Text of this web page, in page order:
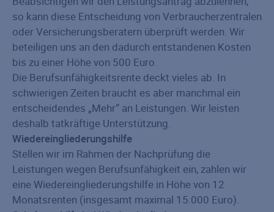
so kann diese Entscheidung von Verbraucherzentralen
oder Versicherungsberatern überprüft werden. Wir
beteiligen uns an den dadurch entstandenen Kosten
bis zu einer Höhe von 500 Euro.
Die Berufsunfähigkeitsrente deckt vieles ab. In
schwierigen Zeiten braucht es aber manchmal ein
entscheidendes „Mehr“ an Leistungen. Wir leisten
deshalb tatkräftige Unterstützung.
Wiedereingliederungshilfe
Stellen wir im Rahmen der Nachprüfung die
Leistungen wegen Berufsunfähigkeit ein, zahlen wir
eine Wiedereingliederungshilfe in Höhe von 12
Monatsrenten (insgesamt maximal 15.000 Euro).